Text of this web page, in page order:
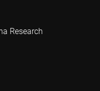
Research